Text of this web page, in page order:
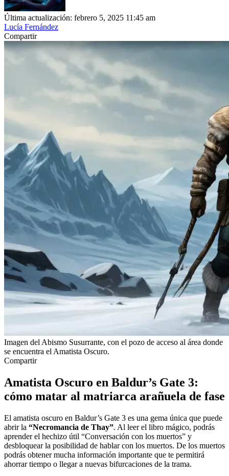
Última actualización: febrero 5, 2025 11:45 am
Lucía Fernández
Compartir
Imagen del Abismo Susurrante, con el pozo de acceso al área donde
se encuentra el Amatista Oscuro.
Compartir
Amatista Oscuro en Baldur’s Gate 3:
cómo matar al matriarca arañuela de fase
El amatista oscuro en Baldur’s Gate 3 es una gema única que puede
abrir la “Necromancia de Thay”. Al leer el libro mágico, podrás
aprender el hechizo útil “Conversación con los muertos” y
desbloquear la posibilidad de hablar con los muertos. De los muertos
podrás obtener mucha información importante que te permitirá
ahorrar tiempo o llegar a nuevas bifurcaciones de la trama.